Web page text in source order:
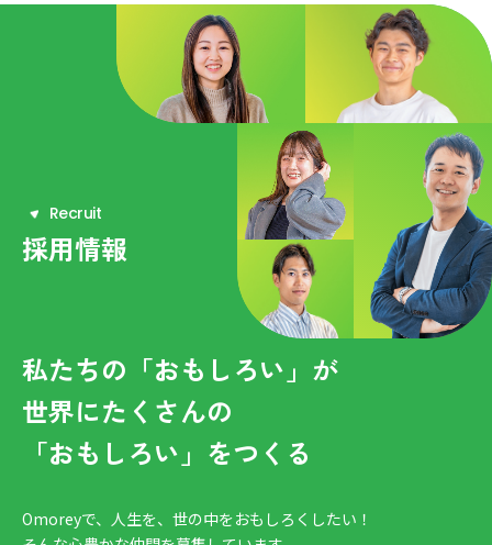
Recruit
採用情報
私たちの「おもしろい」が
世界にたくさんの
「おもしろい」をつくる
Omoreyで、人生を、世の中をおもしろくしたい！